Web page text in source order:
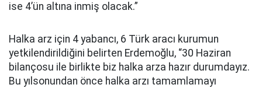
ise 4’ün altına inmiş olacak.”
Halka arz için 4 yabancı, 6 Türk aracı kurumun
yetkilendirildiğini belirten Erdemoğlu, “30 Haziran
bilançosu ile birlikte biz halka arza hazır durumdayız.
Bu yılsonundan önce halka arzı tamamlamayı